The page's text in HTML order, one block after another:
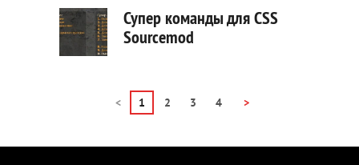
Супер команды для CSS
Sourcemod
< 1 2 3 4 >